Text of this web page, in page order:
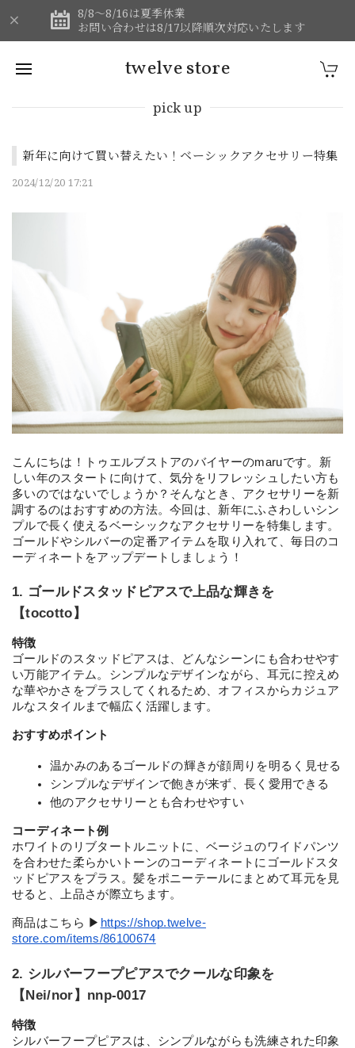
8/8～8/16は夏季休業
お問い合わせは8/17以降順次対応いたします
twelve store
pick up
新年に向けて買い替えたい！ベーシックアクセサリー特集
2024/12/20 17:21
こんにちは！トゥエルブストアのバイヤーのmaruです。新
しい年のスタートに向けて、気分をリフレッシュしたい方も
多いのではないでしょうか？そんなとき、アクセサリーを新
調するのはおすすめの方法。今回は、新年にふさわしいシン
プルで長く使えるベーシックなアクセサリーを特集します。
ゴールドやシルバーの定番アイテムを取り入れて、毎日のコ
ーディネートをアップデートしましょう！
1. ゴールドスタッドピアスで上品な輝きを
【tocotto】
特徴
ゴールドのスタッドピアスは、どんなシーンにも合わせやす
い万能アイテム。シンプルなデザインながら、耳元に控えめ
な華やかさをプラスしてくれるため、オフィスからカジュア
ルなスタイルまで幅広く活躍します。
おすすめポイント
温かみのあるゴールドの輝きが顔周りを明るく見せる
シンプルなデザインで飽きが来ず、長く愛用できる
他のアクセサリーとも合わせやすい
コーディネート例
ホワイトのリブタートルニットに、ベージュのワイドパンツ
を合わせた柔らかいトーンのコーディネートにゴールドスタ
ッドピアスをプラス。髪をポニーテールにまとめて耳元を見
せると、上品さが際立ちます。
商品はこちら ▶︎ https://shop.twelve-
store.com/items/86100674
2. シルバーフープピアスでクールな印象を
【Nei/nor】nnp-0017
特徴
シルバーフープピアスは、シンプルながらも洗練された印象